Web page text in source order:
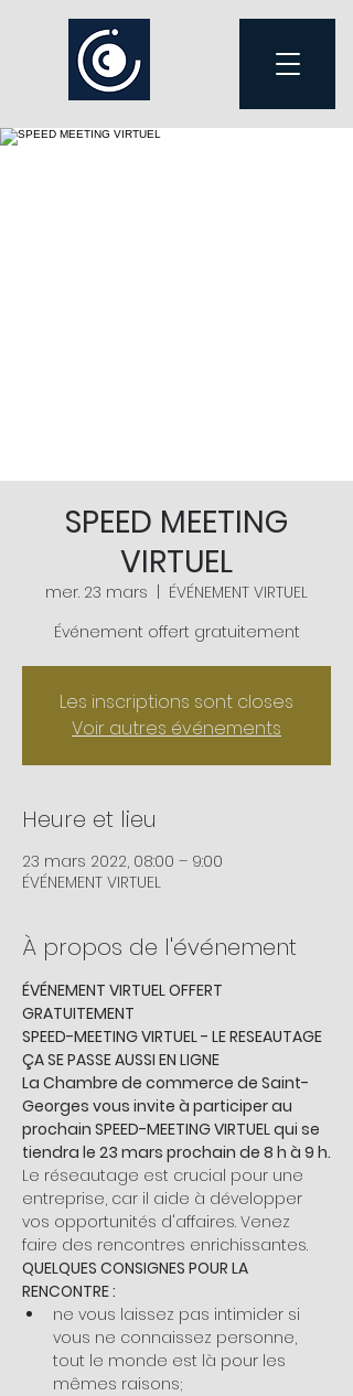
SPEED MEETING
VIRTUEL
mer. 23 mars
ÉVÉNEMENT VIRTUEL
Événement offert gratuitement
Les inscriptions sont closes
Voir autres événements
Heure et lieu
23 mars 2022, 08:00 – 9:00
ÉVÉNEMENT VIRTUEL
À propos de l'événement
ÉVÉNEMENT VIRTUEL OFFERT
GRATUITEMENT
SPEED-MEETING VIRTUEL - LE RESEAUTAGE
ÇA SE PASSE AUSSI EN LIGNE
La Chambre de commerce de Saint-
Georges vous invite à participer au
prochain SPEED-MEETING VIRTUEL qui se
tiendra le 23 mars prochain de 8 h à 9 h.
Le réseautage est crucial pour une
entreprise, car il aide à développer
vos opportunités d'affaires. Venez
faire des rencontres enrichissantes.
QUELQUES CONSIGNES POUR LA
RENCONTRE :
ne vous laissez pas intimider si
vous ne connaissez personne,
tout le monde est là pour les
mêmes raisons;